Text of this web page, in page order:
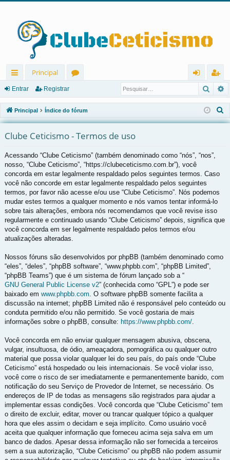
in
ks
rá
pi
d
os
Principal
u
ns
ra
r
eg
ist
ra
Entrar Registrar
Principal Índice do fórum
e
Clube Ceticismo - Termos de uso
Acessando “Clube Ceticismo” (também denominado como “nós”, “nos”,
nosso, “Clube Ceticismo”, “https://clubeceticismo.com.br”), você
concorda em estar legalmente respaldado pelos seguintes termos. Caso
você não concorde em estar legalmente respaldado pelos seguintes
termos, por favor não acesse e/ou use “Clube Ceticismo”. Nós podemos
mudar estes termos a qualquer momento e nós vamos tentar informá-lo
sobre tais alterações, embora nós recomendamos que você revise isso
regularmente e continuado usando “Clube Ceticismo” depois, significa que
você concorda em ser legalmente respaldado pelos termos e/ou
atualizações alteradas.
Nossos fóruns são desenvolvidos por phpBB (também denominado como
“eles”, “deles”, “phpBB software”, “www.phpbb.com”, “phpBB Limited”,
“phpBB Teams”) que é um sistema de fórum lançado sob a “
GNU General Public License v2” (conhecida como “GPL”) e pode ser
baixado em www.phpbb.com . O software phpBB somente facilita a
discussão na internet; phpBB Limited não é responsável pelo conteúdo ou
conduta permitido e/ou não permitido. Se você gostaria de mais
informações sobre o phpBB, consulte: https://www.phpbb.com/
Você concorda em não enviar qualquer mensagem abusiva, obscena,
vulgar, insultuosa, de ódio, ameaçadora, pornográfica ou qualquer outro
material que possa violar qualquer lei do seu país, do país onde “Clube
Ceticismo” está hospedado ou leis internacionais. Se você violar isso,
você corre o risco de ser imediatamente e permanentemente banido, com
notificação do seu Serviço de Provedor de Internet, se necessário. Os
endereços de IP de todas as mensagens são registrados para ajudar a
implementar essas condições. Você concorda que “Clube Ceticismo” tem
o direito de excluir, editar, mover ou trancar qualquer tópico a qualquer
hora que eles assim o decidam e seja implícito. Como usuário você
aceita que qualquer informação que forneceu acima seja salva em um
banco de dados. Apesar dessa informação não ser fornecida a terceiros
sem a sua autorização, “Clube Ceticismo” ou phpBB não podem assumir